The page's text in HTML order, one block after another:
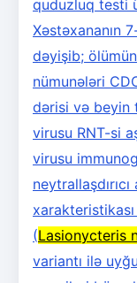
quduzluq testi
Xəstəxananın
dəyişib;
nümunələri
dərisi və beyin
virusu RNT-si
virusu
(Lasionycteris
variantı ilə